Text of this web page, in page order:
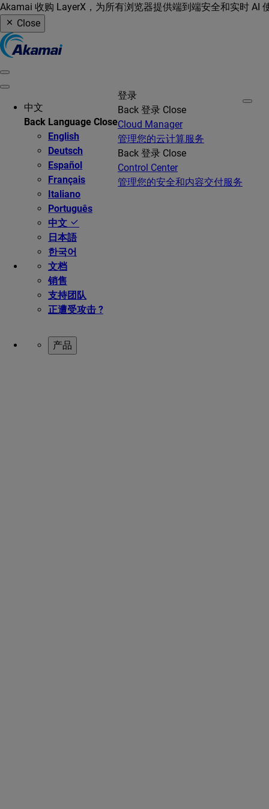
Akamai 收购 LayerX，为所有浏览器提供端到端安全和实时 AI
Close
中文
Back Language Close
English
Deutsch
Español
Français
Italiano
Português
中文
日本語
한국어
文档
销售
支持团队
正遭受攻击 ?
登录
Back 登录 Close
Cloud Manager
管理您的云计算服务
Back 登录 Close
Control Center
管理您的安全和内容交付服务
产品